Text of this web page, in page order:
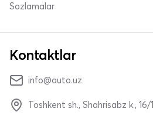
Sozlamalar
Kontaktlar
info@auto.uz
Toshkent sh., Shahrisabz k., 16/1